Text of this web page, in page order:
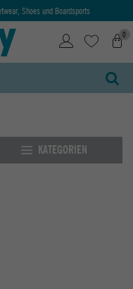
Shoes und Boardsports
0
KATEGORIEN